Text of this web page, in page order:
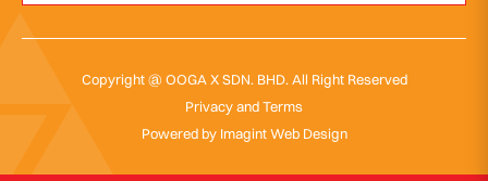
Copyright @ OOGA X SDN. BHD. All Right Reserved
Privacy and Terms
Powered by Imagint Web Design